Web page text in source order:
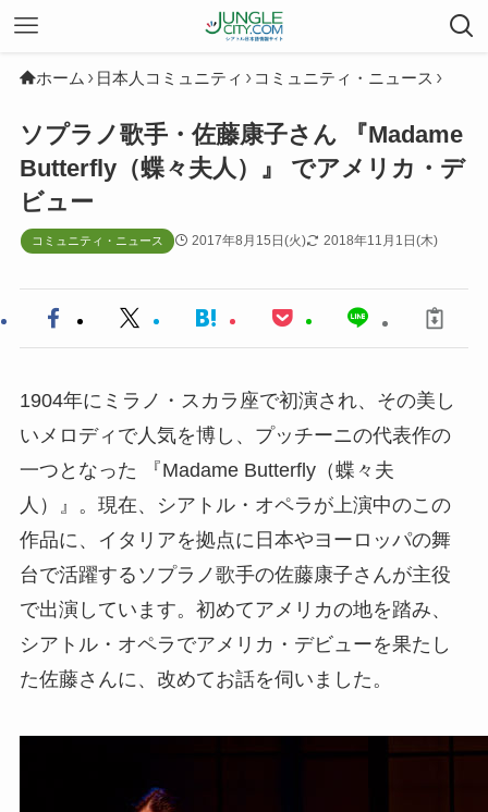
ホーム 日本人コミュニティ コミュニティ・ニュース
ソプラノ歌手・佐藤康子さん 『Madame
Butterfly（蝶々夫人）』 でアメリカ・デ
ビュー
コミュニティ・ニュース 2017年8月15日(火) 2018年11月1日(木)
1904年にミラノ・スカラ座で初演され、その美し
いメロディで人気を博し、プッチーニの代表作の
一つとなった 『Madame Butterfly（蝶々夫
人）』。現在、シアトル・オペラが上演中のこの
作品に、イタリアを拠点に日本やヨーロッパの舞
台で活躍するソプラノ歌手の佐藤康子さんが主役
で出演しています。初めてアメリカの地を踏み、
シアトル・オペラでアメリカ・デビューを果たし
た佐藤さんに、改めてお話を伺いました。